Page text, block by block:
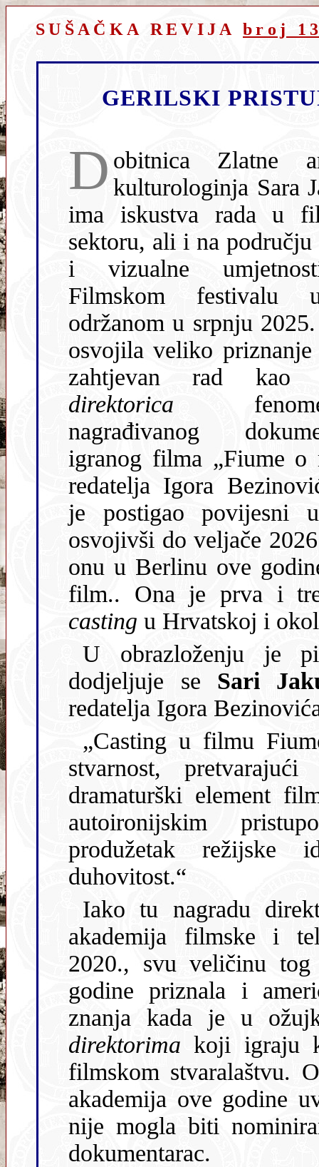
SUŠAČKA REVIJA broj
GERILSKI
D obitnica Zlatne
kulturologinja Sara
ima iskustva rada u
sektoru, ali i na području
i vizualne
Filmskom festivalu
održanom u srpnju
osvojila veliko
zahtjevan rad
direktorica
nagrađivanog
igranog filma „Fiume o
redatelja Igora
je postigao povijesni
osvojivši do veljače
onu u Berlinu ove
film.. Ona je prva i
casting u Hrvatskoj i
U obrazloženju je
dodjeljuje se Sari
redatelja Igora
„Casting u filmu
stvarnost,
dramaturški element
autoironijskim
produžetak
duhovitost.“
Iako tu nagradu
akademija filmske i
2020., svu veličinu tog
godine priznala i
znanja kada je u
direktorima koji igraju
filmskom stvaralaštvu.
akademija ove godine
nije mogla biti
dokumentarac.